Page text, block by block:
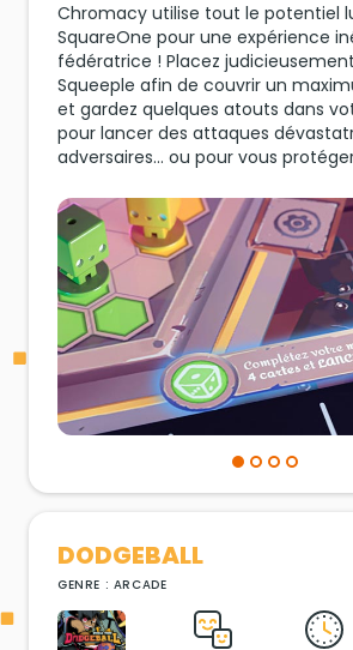
Chromacy utilise tout le potentiel
SquareOne pour une expérience
fédératrice ! Placez
Squeeple afin de couvrir un
et gardez quelques atouts dans
pour lancer des attaques
adversaires… ou pour vous
DODGEBALL
GENRE : ARCADE